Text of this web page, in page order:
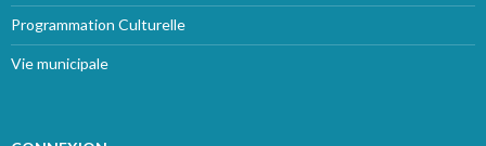
Programmation Culturelle
Vie municipale